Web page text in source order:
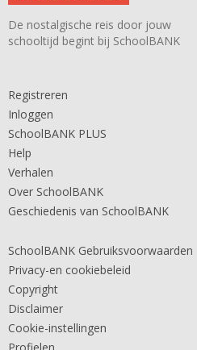
De nostalgische reis door jouw
schooltijd begint bij SchoolBANK
Registreren
Inloggen
SchoolBANK PLUS
Help
Verhalen
Over SchoolBANK
Geschiedenis van SchoolBANK
SchoolBANK Gebruiksvoorwaarden
Privacy-en cookiebeleid
Copyright
Disclaimer
Cookie-instellingen